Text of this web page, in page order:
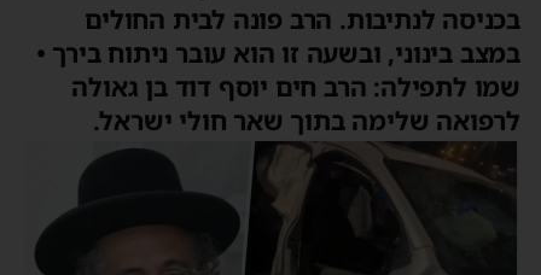
בכניסה לנתיבות. הרב פונה לבית החולים
במצב בינוני, ובשעה זו הוא עובר ניתוח בירך •
שמו לתפילה: הרב חים יוסף דוד בן גאולה
לרפואה שלימה בתוך שאר חולי ישראל.